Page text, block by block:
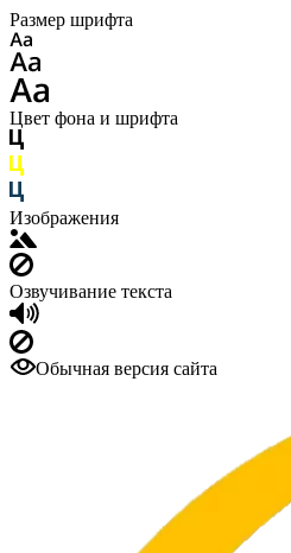
Размер шрифта
Цвет фона и шрифта
Изображения
Озвучивание текста
Обычная версия сайта